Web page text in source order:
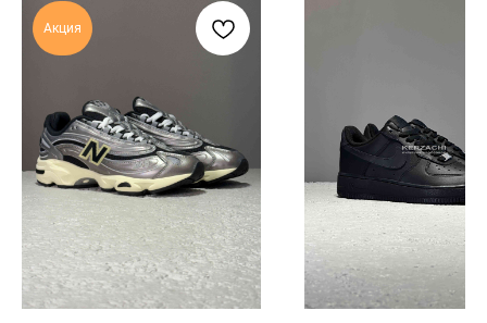
Акция
MAX ЯНДЕКС КАРТЫ
ОПЛАТА,
ДОСТАВКА,
ВОЗВРАТ
ПОЛИТИКА
КОНФИДЕНЦИАЛЬНОСТИ
ПОЛИТИКА
ОДЕЖДА
АКСЕССУАРЫ